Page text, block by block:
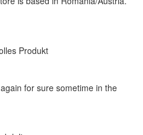
I will be buying again. The
thanks recomended
communication, fast
packaged. The whole
...